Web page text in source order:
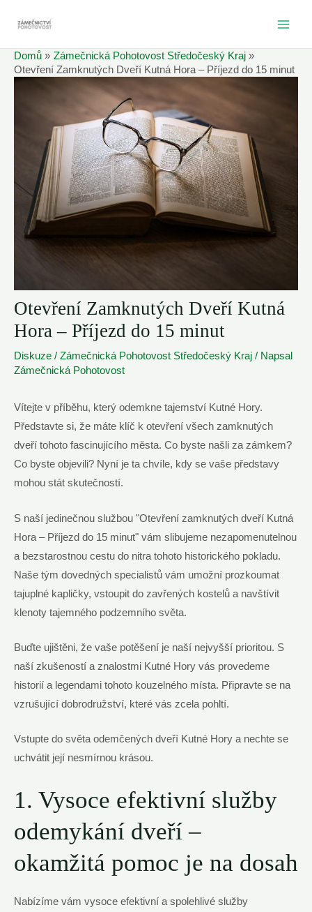
Domů
Zámečnická Pohotovost Středočeský Kraj
Otevření Zamknutých Dveří Kutná Hora – Příjezd do 15 minut
Otevření Zamknutých Dveří Kutná
Hora – Příjezd do 15 minut
Diskuze / Zámečnická Pohotovost Středočeský Kraj / Napsal
Zámečnická Pohotovost
Vítejte v příběhu, který odemkne tajemství Kutné Hory.
Představte si, že máte klíč k otevření všech zamknutých
dveří tohoto fascinujícího města. Co byste našli za zámkem?
Co byste objevili? Nyní je ta chvíle, kdy se vaše představy
mohou stát skutečností.
S naší jedinečnou službou "Otevření zamknutých dveří Kutná
Hora – Příjezd do 15 minut" vám slibujeme nezapomenutelnou
a bezstarostnou cestu do nitra tohoto historického pokladu.
Naše tým dovedných specialistů vám umožní prozkoumat
tajuplné kapličky, vstoupit do zavřených kostelů a navštívit
klenoty tajemného podzemního světa.
Buďte ujištěni, že vaše potěšení je naší nejvyšší prioritou. S
naší zkušeností a znalostmi Kutné Hory vás provedeme
historií a legendami tohoto kouzelného místa. Připravte se na
vzrušující dobrodružství, které vás zcela pohltí.
Vstupte do světa odemčených dveří Kutné Hory a nechte se
uchvátit její nesmírnou krásou.
1. Vysoce efektivní služby
odemykání dveří –
okamžitá pomoc je na dosah
Nabízíme vám vysoce efektivní a spolehlivé služby